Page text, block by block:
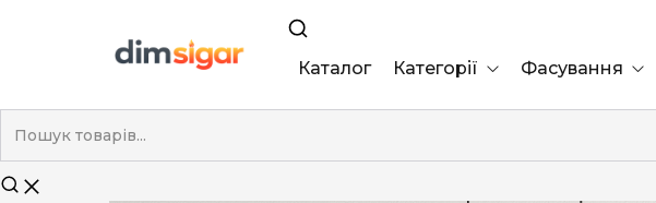
Каталог Категорії Фасування